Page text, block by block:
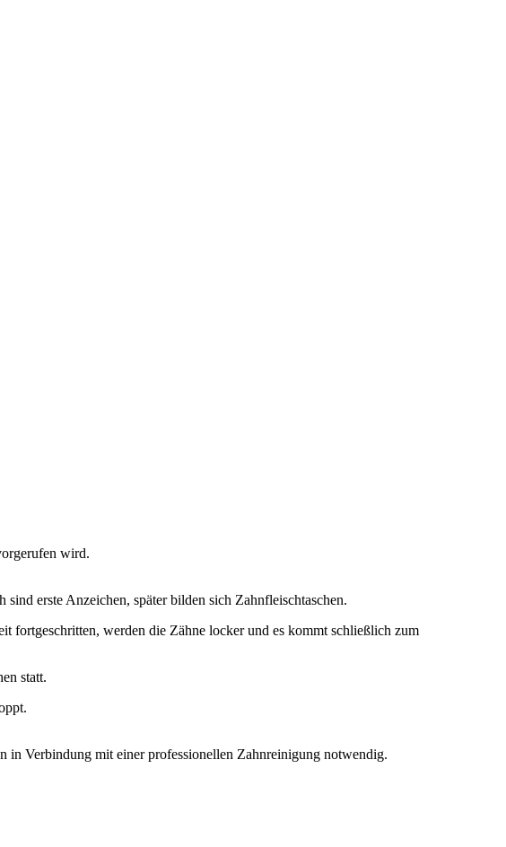
wird.
erste Anzeichen, später bilden sich Zahnfleischtaschen.
fortgeschritten, werden die Zähne locker und es kommt schließlich zum
statt.
in Verbindung mit einer professionellen Zahnreinigung notwendig.